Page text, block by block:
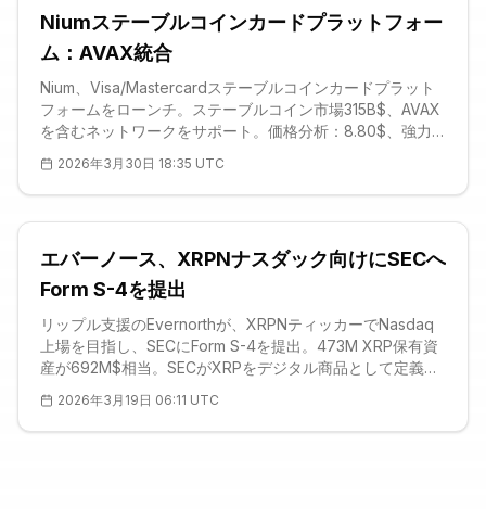
Niumステーブルコインカードプラットフォー
ム：AVAX統合
Nium、Visa/Mastercardステーブルコインカードプラット
フォームをローンチ。ステーブルコイン市場315B$、AVAX
を含むネットワークをサポート。価格分析：8.80$、強力
たせる。ローンチまで数日。
2026年3月30日 18:35 UTC
エバーノース、XRPNナスダック向けにSECへ
Form S-4を提出
リップル支援のEvernorthが、XRPNティッカーでNasdaq
上場を目指し、SECにForm S-4を提出。473M XRP保有資
産が692M$相当。SECがXRPをデジタル商品として定義。
クニカル：RSI 53、横ばいトレンド。
2026年3月19日 06:11 UTC